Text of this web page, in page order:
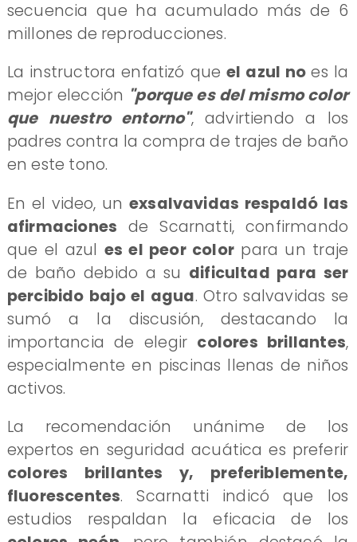
secuencia que ha acumulado más de 6
millones de reproducciones.
​La instructora enfatizó queel azul noes la
mejor elección "porque es del mismo color
que nuestro entorno", advirtiendo a los
padres contra la compra de trajes de baño
en este tono.
​En el video, un exsalvavidas respaldó las
afirmaciones de Scarnatti, confirmando
que el azul es el peor color para un traje
de baño debido a su dificultad para ser
percibido bajo el agua. Otro salvavidas se
sumó a la discusión, destacando la
importancia de elegir colores brillantes,
especialmente en piscinas llenas de niños
activos.
​La recomendación unánime de los
expertos en seguridad acuática es preferir
colores brillantes y, preferiblemente,
fluorescentes. Scarnatti indicó que los
estudios respaldan la eficacia de los